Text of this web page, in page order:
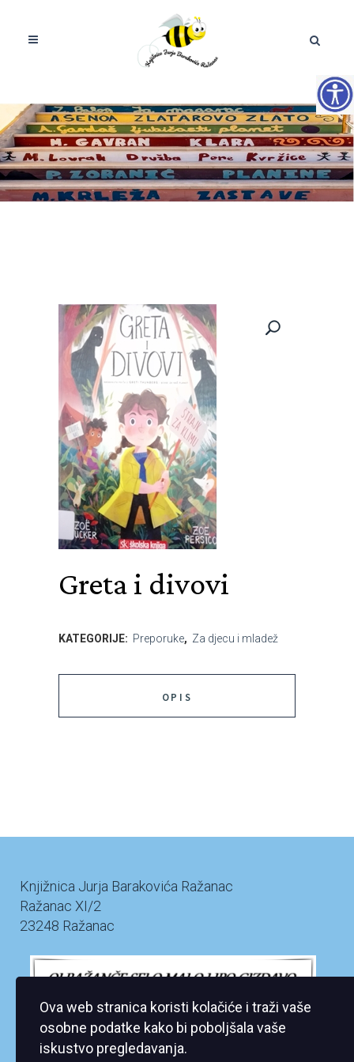
Greta i divovi
KATEGORIJE: Preporuke, Za djecu i mladež
OPIS
Knjižnica Jurja Barakovića Ražanac
Ražanac XI/2
23248 Ražanac
Ova web stranica koristi kolačiće i traži vaše
osobne podatke kako bi poboljšala vaše
iskustvo pregledavanja.